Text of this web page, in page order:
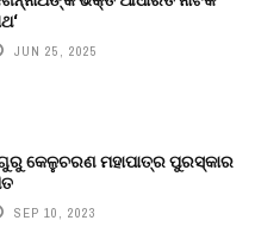
JUN 25, 2025
କେଳୁଚରଣ ମହାପାତ୍ର ପୁରସ୍କାର
SEP 10, 2023